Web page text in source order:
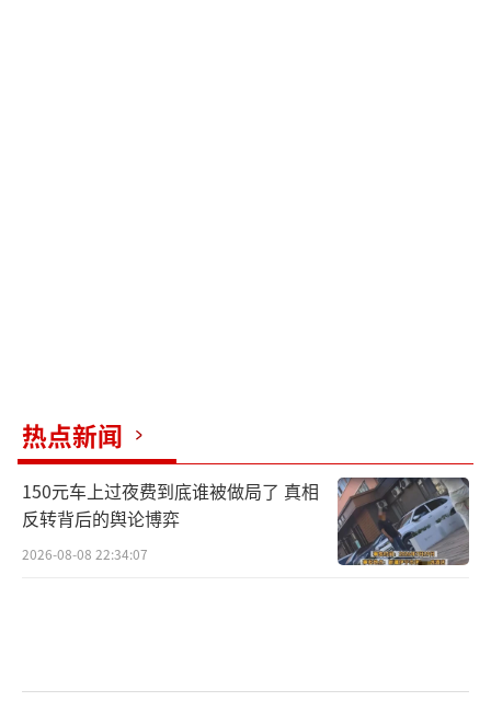
热点新闻
150元车上过夜费到底谁被做局了 真相
反转背后的舆论博弈
2026-08-08 22:34:07